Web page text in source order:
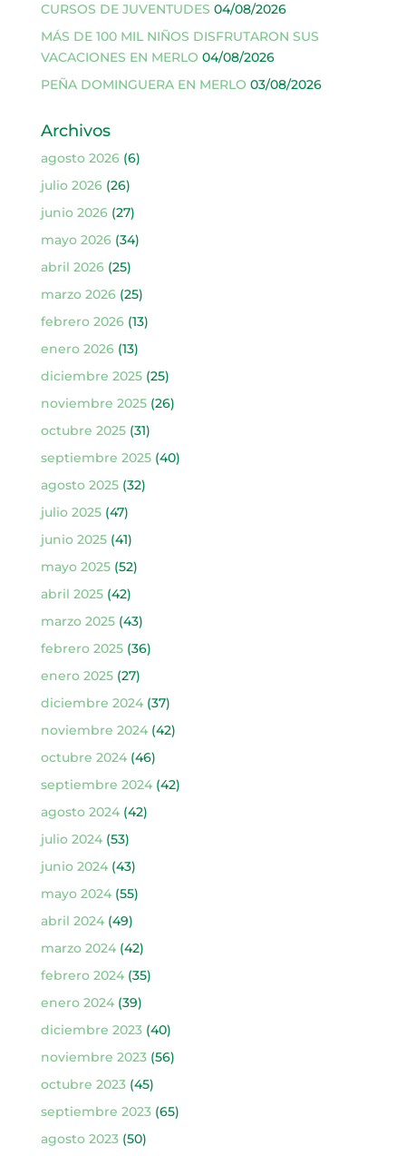
CURSOS DE JUVENTUDES 04/08/2026
MÁS DE 100 MIL NIÑOS DISFRUTARON SUS
VACACIONES EN MERLO 04/08/2026
PEÑA DOMINGUERA EN MERLO 03/08/2026
Archivos
agosto 2026(6)
julio 2026(26)
junio 2026(27)
mayo 2026(34)
abril 2026(25)
marzo 2026(25)
febrero 2026(13)
enero 2026(13)
diciembre 2025(25)
noviembre 2025(26)
octubre 2025(31)
septiembre 2025(40)
agosto 2025(32)
julio 2025(47)
junio 2025(41)
mayo 2025(52)
abril 2025(42)
marzo 2025(43)
febrero 2025(36)
enero 2025(27)
diciembre 2024(37)
noviembre 2024(42)
octubre 2024(46)
septiembre 2024(42)
agosto 2024(42)
julio 2024(53)
junio 2024(43)
mayo 2024(55)
abril 2024(49)
marzo 2024(42)
febrero 2024(35)
enero 2024(39)
diciembre 2023(40)
noviembre 2023(56)
octubre 2023(45)
septiembre 2023(65)
agosto 2023(50)